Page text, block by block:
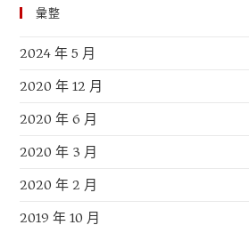
彙整
2024 年 5 月
2020 年 12 月
2020 年 6 月
2020 年 3 月
2020 年 2 月
2019 年 10 月